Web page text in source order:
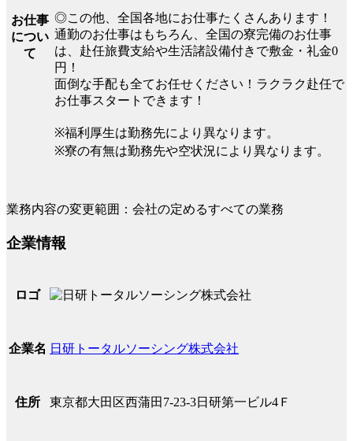
お仕事
につい
て
◎この他、全国各地にお仕事たくさんあります！
通勤のお仕事はもちろん、全国の寮完備のお仕事
は、赴任旅費支給や生活諸設備付きで敷金・礼金0
円！
面倒な手配も全てお任せください！ラクラク赴任で
お仕事スタートできます！
※福利厚生は勤務先により異なります。
※寮の有無は勤務先や空状況により異なります。
業務内容の変更範囲：会社の定めるすべての業務
企業情報
ロゴ
企業名 日研トータルソーシング株式会社
住所 東京都大田区西蒲田7-23-3日研第一ビル4Ｆ